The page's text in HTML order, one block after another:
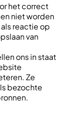
het correct
niet worden
reactie op
van
ons in staat
Ze
bezochte